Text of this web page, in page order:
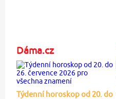
Dáma.cz
Týdenní horoskop od 20. do